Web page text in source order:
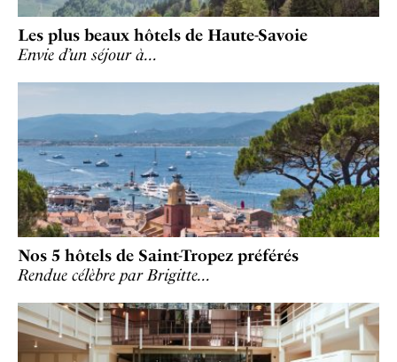
Les plus beaux hôtels de Haute-Savoie
Envie d’un séjour à…
Nos 5 hôtels de Saint-Tropez préférés
Rendue célèbre par Brigitte…